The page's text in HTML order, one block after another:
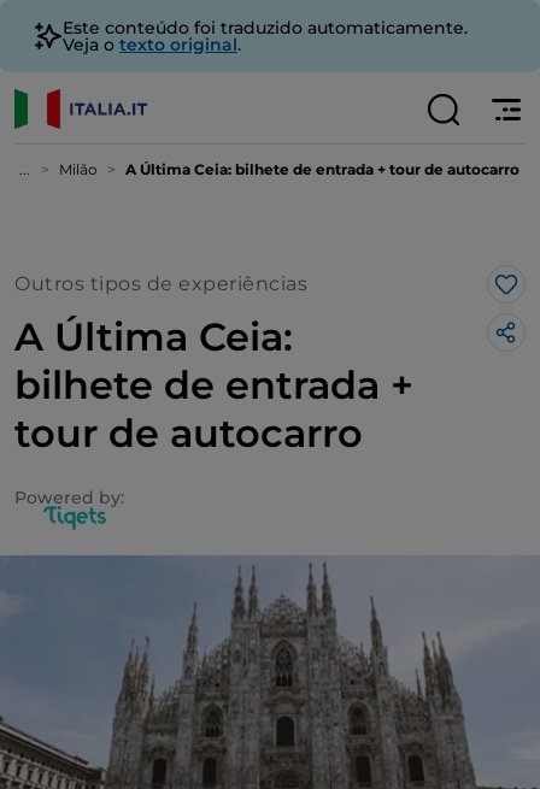
Este conteúdo foi traduzido automaticamente.
Veja o texto original.
... Milão A Última Ceia: bilhete de entrada + tour de autocarro
Outros tipos de experiências
A Última Ceia:
bilhete de entrada +
tour de autocarro
Powered by: